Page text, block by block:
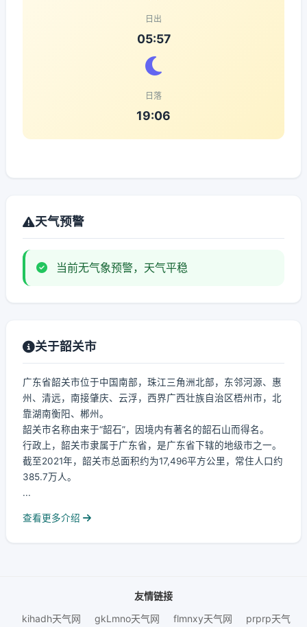
日出
05:57
日落
19:06
天气预警
当前无气象预警，天气平稳
关于韶关市
广东省韶关市位于中国南部，珠江三角洲北部，东邻河源、惠
州、清远，南接肇庆、云浮，西界广西壮族自治区梧州市，北
靠湖南衡阳、郴州。
韶关市名称由来于“韶石”，因境内有著名的韶石山而得名。
行政上，韶关市隶属于广东省，是广东省下辖的地级市之一。
截至2021年，韶关市总面积约为17,496平方公里，常住人口约
385.7万人。
...
查看更多介绍
友情链接
kihadh天气网
gkLmno天气网 flmnxy天气网 prprp天气